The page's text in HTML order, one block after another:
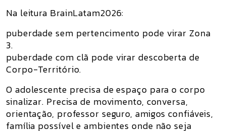
Na leitura BrainLatam2026:
puberdade sem pertencimento pode virar Zona
3.
puberdade com clã pode virar descoberta de
Corpo-Território.
O adolescente precisa de espaço para o corpo
sinalizar. Precisa de movimento, conversa,
orientação, professor seguro, amigos confiáveis,
família possível e ambientes onde não seja